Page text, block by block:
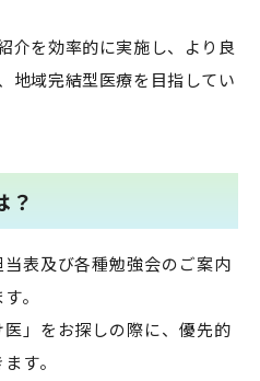
介を効率的に実施し、より良
地域完結型医療を目指してい
？
表及び各種勉強会のご案内
。
」をお探しの際に、優先的
す。